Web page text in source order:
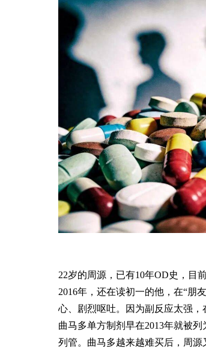
22岁的周源，已有10年OD史，目
2016年，还在读初一的他，在“朋
心、剧烈呕吐。因为副反应太强，
曲马多单方制剂早在2013年就被
列管。曲马多越来越难买后，周